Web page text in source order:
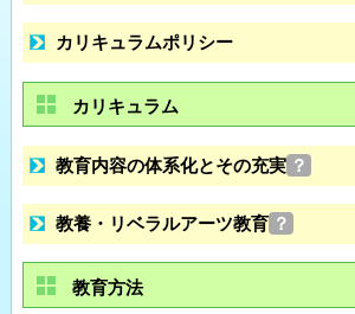
カリキュラムポリシー
カリキュラム
教育内容の体系化とその充実 ？
教養・リベラルアーツ教育 ？
教育方法